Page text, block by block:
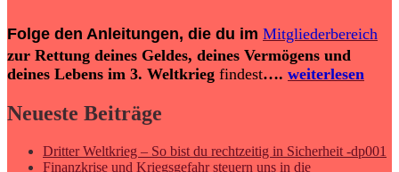
Folge den Anleitungen, die du im Mitgliederbereich
zur Rettung deines Geldes, deines Vermögens und
deines Lebens im 3. Weltkrieg findest…. weiterlesen
Neueste Beiträge
Dritter Weltkrieg – So bist du rechtzeitig in Sicherheit -dp001
Finanzkrise und Kriegsgefahr steuern uns in die